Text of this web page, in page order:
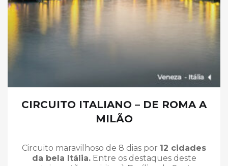
CIRCUITO ITALIANO – DE ROMA A
MILÃO
Circuito maravilhoso de 8 dias por 12 cidades
da bela Itália.Entre os destaques deste